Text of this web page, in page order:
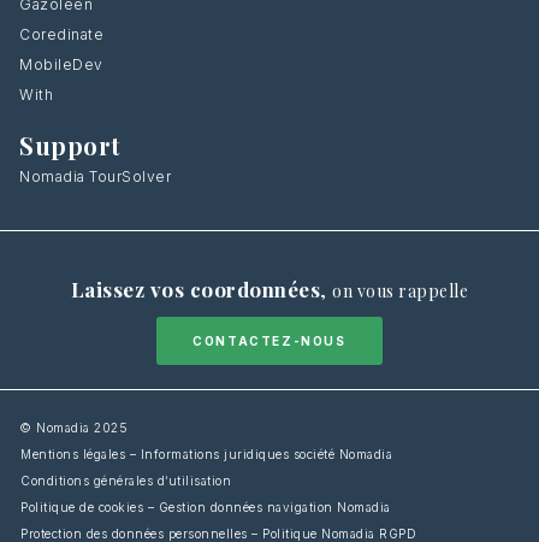
Gazoleen
Coredinate
MobileDev
With
Support
Nomadia TourSolver
Laissez vos coordonnées,on vous rappelle
CONTACTEZ-NOUS
© Nomadia 2025
Mentions légales – Informations juridiques société Nomadia
Conditions générales d’utilisation
Politique de cookies – Gestion données navigation Nomadia
Protection des données personnelles – Politique Nomadia RGPD